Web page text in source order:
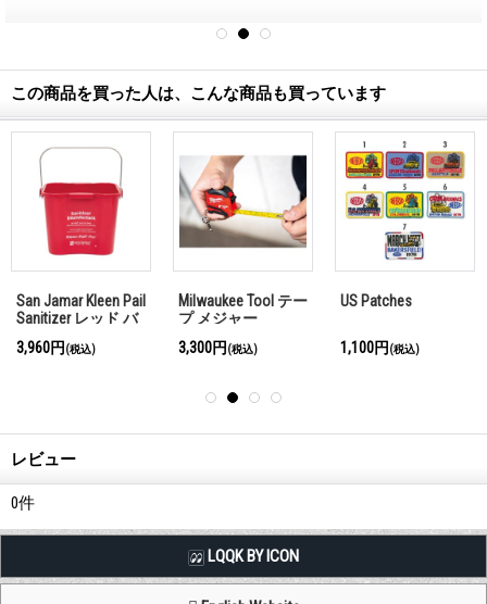
この商品を買った人は、こんな商品も買っています
San Jamar Kleen Pail
Sanitizer レッド バ
3,960円 (税込)
Milwaukee Tool テー
プ メジャー
3,300円 (税込)
US Patches
1,100円 (税込)
レビュー
0件
LQQK BY ICON